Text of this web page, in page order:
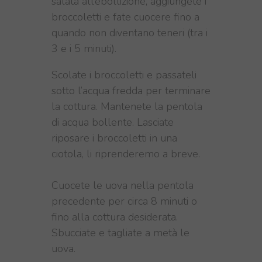
broccoletti e fate cuocere fino a
quando non diventano teneri (tra i
3 e i 5 minuti).
Scolate i broccoletti e passateli
sotto l’acqua fredda per terminare
la cottura. Mantenete la pentola
di acqua bollente. Lasciate
riposare i broccoletti in una
ciotola, li riprenderemo a breve.
Cuocete le uova nella pentola
precedente per circa 8 minuti o
fino alla cottura desiderata.
Sbucciate e tagliate a metà le
uova.